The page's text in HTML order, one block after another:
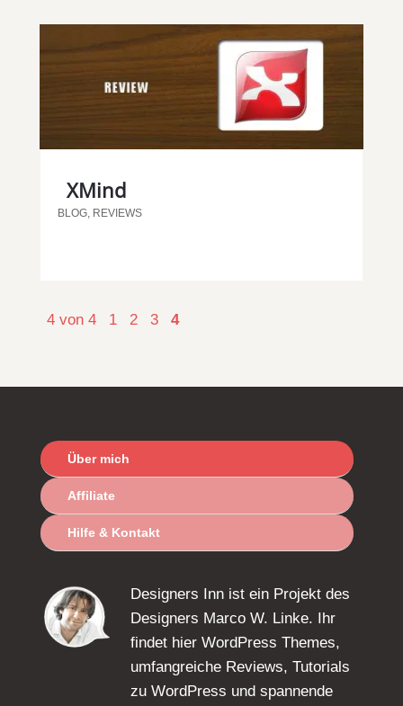
XMind
BLOG, REVIEWS
4 von 4 1 2 3 4
Über mich
Affiliate
Hilfe & Kontakt
Designers Inn ist ein Projekt des
Designers Marco W. Linke. Ihr
findet hier WordPress Themes,
umfangreiche Reviews, Tutorials
zu WordPress und spannende